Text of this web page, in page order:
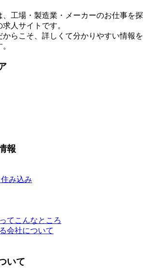
、工場・製造業・メーカーのお仕事を探
人サイトです。
からこそ、詳しくて分かりやすい情報を
報
み込み
てこんなところ
会社について
いて